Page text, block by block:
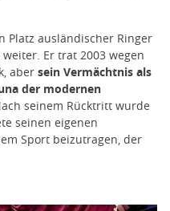
Platz ausländischer Ringer
Er trat 2003 wegen
aber sein Vermächtnis als
der modernen
seinem Rücktritt wurde
seinen eigenen
Sport beizutragen, der